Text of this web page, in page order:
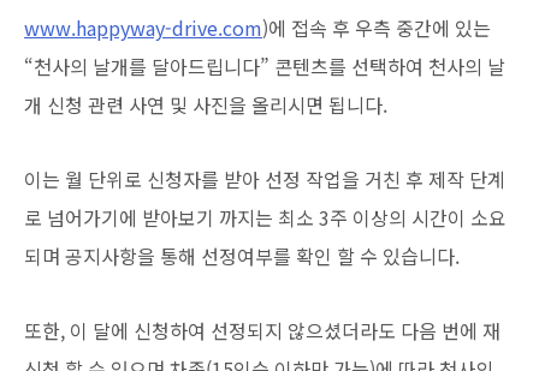
www.happyway-drive.com)에 접속 후 우측 중간에 있는
“천사의 날개를 달아드립니다” 콘텐츠를 선택하여 천사의 날
개 신청 관련 사연 및 사진을 올리시면 됩니다.
이는 월 단위로 신청자를 받아 선정 작업을 거친 후 제작 단계
로 넘어가기에 받아보기 까지는 최소 3주 이상의 시간이 소요
되며 공지사항을 통해 선정여부를 확인 할 수 있습니다.
또한, 이 달에 신청하여 선정되지 않으셨더라도 다음 번에 재